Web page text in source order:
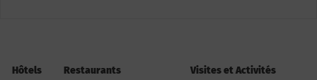
Hôtels
Restaurants
Visites et Activités